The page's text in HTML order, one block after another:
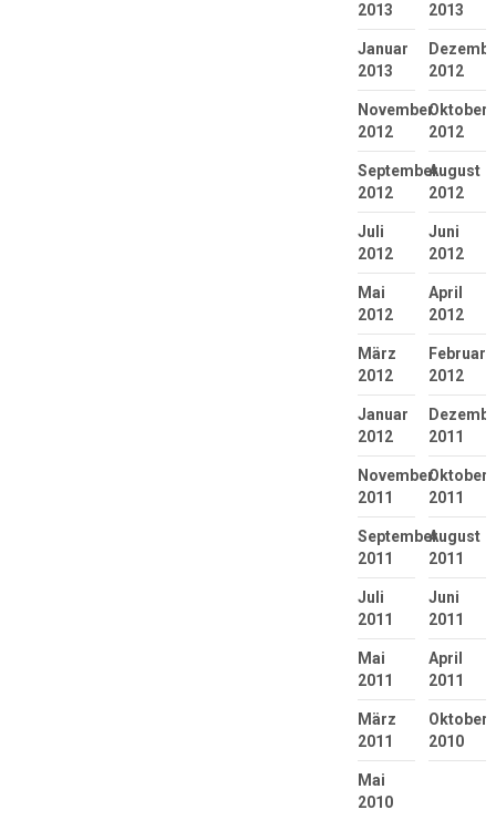
2013
2013
Januar
2013
2012
November
2012
Oktober
2012
September
2012
August
2012
Juli
2012
Juni
2012
Mai
2012
April
2012
März
2012
Februar
2012
Januar
2012
2011
November
2011
Oktober
2011
September
2011
August
2011
Juli
2011
Juni
2011
Mai
2011
April
2011
März
2011
Oktober
2010
Mai
2010